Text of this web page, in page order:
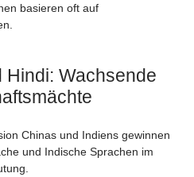
basieren oft auf
Hindi: Wachsende
Chinas und Indiens gewinnen
und Indische Sprachen im